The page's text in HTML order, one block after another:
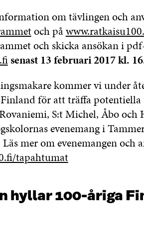
om tävlingen och
och på
och skicka ansökan i
senast 13 februari 2017 kl.
kommer vi under
för att träffa potentiella
S:t Michel, Åbo och
evenemang i
mer om evenemangen och
tapahtumat
hyllar 100-åriga